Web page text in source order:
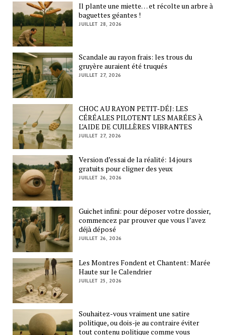
Il plante une miette… et récolte un arbre à
baguettes géantes !
JUILLET 28, 2026
Scandale au rayon frais: les trous du
gruyère auraient été truqués
JUILLET 27, 2026
CHOC AU RAYON PETIT-DÉJ: LES
CÉRÉALES PILOTENT LES MARÉES À
L’AIDE DE CUILLÈRES VIBRANTES
JUILLET 27, 2026
Version d’essai de la réalité: 14 jours
gratuits pour cligner des yeux
JUILLET 26, 2026
Guichet infini: pour déposer votre dossier,
commencez par prouver que vous l’avez
déjà déposé
JUILLET 26, 2026
Les Montres Fondent et Chantent: Marée
Haute sur le Calendrier
JUILLET 25, 2026
Souhaitez-vous vraiment une satire
politique, ou dois-je au contraire éviter
tout contenu politique comme vous